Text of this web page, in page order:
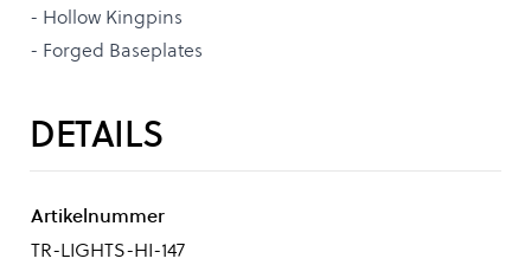
- Hollow Kingpins
- Forged Baseplates
DETAILS
Artikelnummer
TR-LIGHTS-HI-147